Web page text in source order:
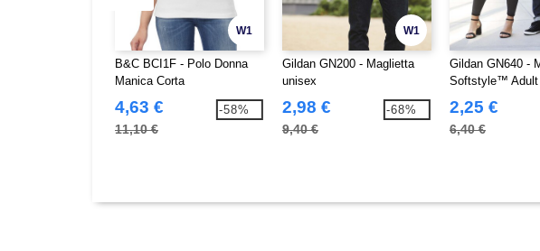
W1
B&C BCI1F - Polo Donna
Manica Corta
4,63 €
11,10 €
-58%
W1
Gildan GN200 - Maglietta
unisex
2,98 €
9,40 €
-68%
Gildan GN640 -
Softstyle™ Adult
2,25 €
6,40 €